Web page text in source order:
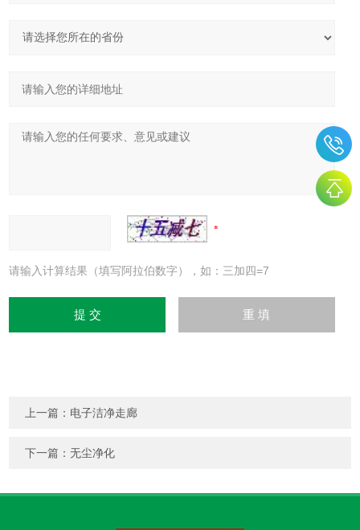
请输入计算结果（填写阿拉伯数字），如：三加四=7
上一篇： 电子洁净走廊
下一篇：无尘净化